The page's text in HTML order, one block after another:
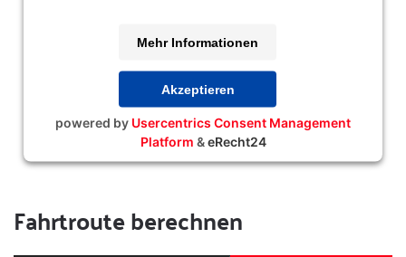
Mehr Informationen
Akzeptieren
powered by Usercentrics Consent Management
Platform &eRecht24
Fahrtroute berechnen